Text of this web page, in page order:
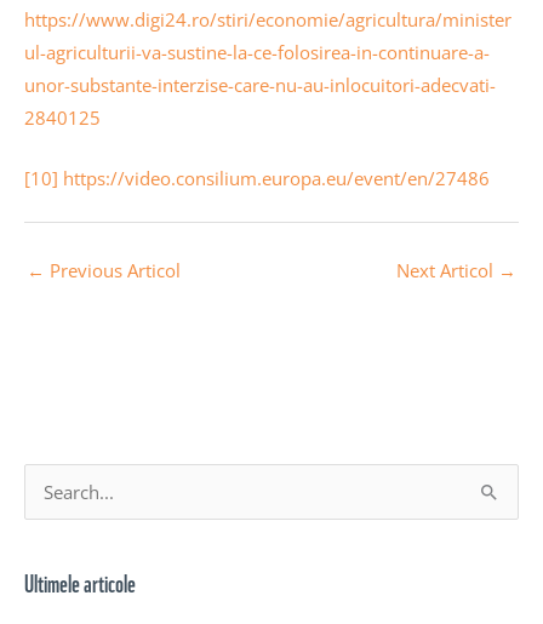
https://www.digi24.ro/stiri/economie/agricultura/minister
ul-agriculturii-va-sustine-la-ce-folosirea-in-continuare-a-
unor-substante-interzise-care-nu-au-inlocuitori-adecvati-
2840125
[10] https://video.consilium.europa.eu/event/en/27486
← Previous Articol Next Articol →
r
Ultimele articole
r
i